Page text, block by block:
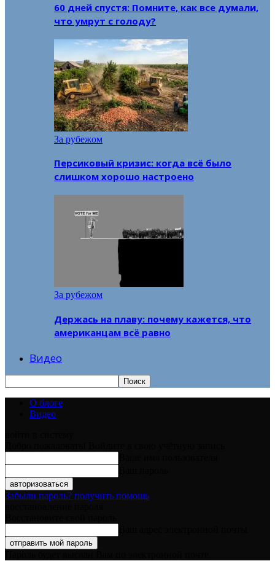
60 дней спустя: Помните, как все думали,
что умрут с голоду?
За рубежом
Персиковый кризис: когда всё было
слишком хорошо настроено
За рубежом
Держась на плаву: почему кажется, что
американцам всё равно
Видео
О блоге
Видео
Забыли пароль? получить помощь